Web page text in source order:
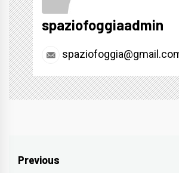
spaziofoggiaadmin
Navigazione
Previous